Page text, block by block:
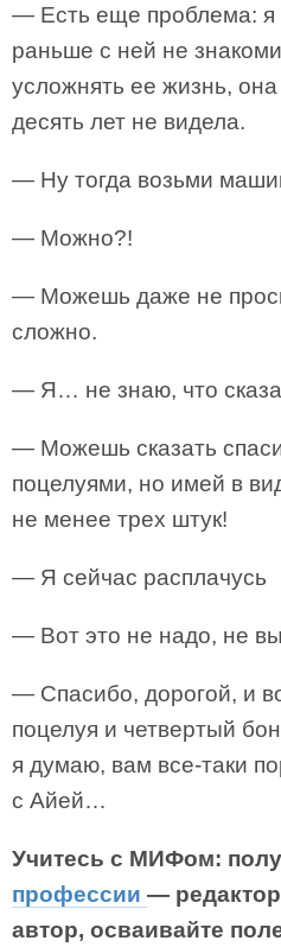
— Есть еще проблема: я
раньше с ней не
усложнять ее жизнь, она
десять лет не видела.
— Ну тогда возьми
— Можно?!
— Можешь даже не
сложно.
— Я… не знаю, что
— Можешь сказать
поцелуями, но имей в
не менее трех штук!
— Я сейчас расплачусь
— Вот это не надо, не
— Спасибо, дорогой, и
поцелуя и четвертый
я думаю, вам все-таки
с Айей…
Учитесь с МИФом:
профессии —
автор, осваивайте